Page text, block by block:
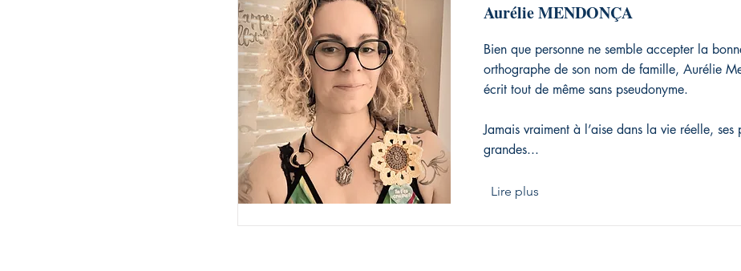
Aurélie MENDONÇA
Bien que personne ne semble accepter la
orthographe de son nom de famille, Aurélie
écrit tout de même sans pseudonyme.
Jamais vraiment à l’aise dans la vie réelle, ses
grandes...
Lire plus